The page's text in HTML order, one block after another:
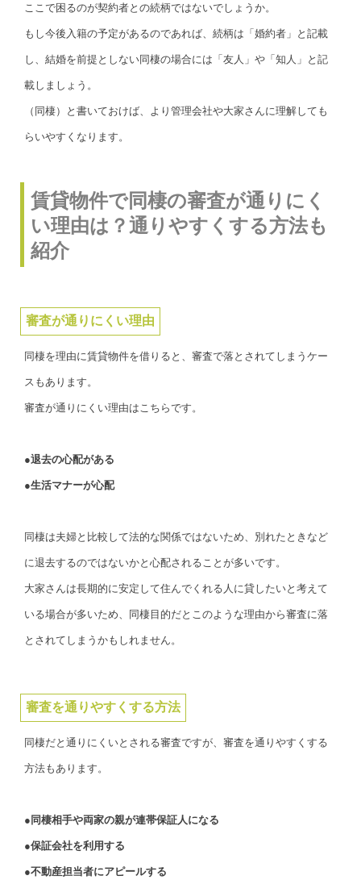
ここで困るのが契約者との続柄ではないでしょうか。
もし今後入籍の予定があるのであれば、続柄は「婚約者」と記載
し、結婚を前提としない同棲の場合には「友人」や「知人」と記
載しましょう。
（同棲）と書いておけば、より管理会社や大家さんに理解しても
らいやすくなります。
賃貸物件で同棲の審査が通りにく
い理由は？通りやすくする方法も
紹介
審査が通りにくい理由
同棲を理由に賃貸物件を借りると、審査で落とされてしまうケー
スもあります。
審査が通りにくい理由はこちらです。
●退去の心配がある
●生活マナーが心配
同棲は夫婦と比較して法的な関係ではないため、別れたときなど
に退去するのではないかと心配されることが多いです。
大家さんは長期的に安定して住んでくれる人に貸したいと考えて
いる場合が多いため、同棲目的だとこのような理由から審査に落
とされてしまうかもしれません。
審査を通りやすくする方法
同棲だと通りにくいとされる審査ですが、審査を通りやすくする
方法もあります。
●同棲相手や両家の親が連帯保証人になる
●保証会社を利用する
●不動産担当者にアピールする